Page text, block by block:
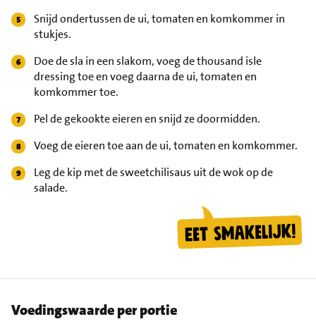
Snijd ondertussen de ui, tomaten en komkommer in
stukjes.
Doe de sla in een slakom, voeg de thousand isle
dressing toe en voeg daarna de ui, tomaten en
komkommer toe.
Pel de gekookte eieren en snijd ze doormidden.
Voeg de eieren toe aan de ui, tomaten en komkommer.
Leg de kip met de sweetchilisaus uit de wok op de
salade.
Voedingswaarde per portie